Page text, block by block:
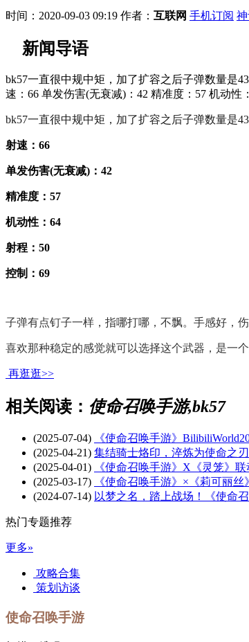
时间：2020-09-03 09:19 作者： 互联网 手机订阅
新闻导语
bk57一直很中规中矩，加了扩容之后子弹数量是
速：66 单发伤害(无衰减)：42 精准度：57 机动
bk57一直很中规中矩，加了扩容之后子弹数量是
射速：66
单发伤害(无衰减) ：42
精准度：57
机动性：64
射程：50
控制：69
子弹有点钉子一样，指哪打哪，不飘。手感好，
喜欢那种稳定的感觉就可以选择这个武器，是一
再逛逛>>
相关阅读： 使命召唤手游,bk57
(2025-07-04)
《使命召唤手游》
(2025-04-21) 集结骑士烙印，淬炼为使命之
(2025-04-01)
《使命召唤手游》X《灵笼》
(2025-03-17)
《使命召唤手游》×《莉可丽丝
(2024-07-14) 以梦之名，踏上战场！《使命
热门专题推荐
更多»
攻略合集
策划访谈
使命召唤手游